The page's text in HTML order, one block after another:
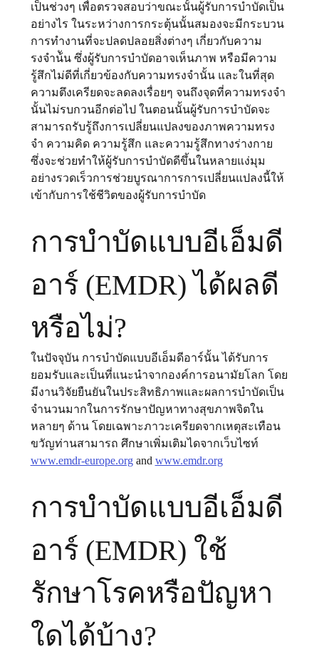
เป็นช่วงๆ เพื่อตรวจสอบว่าขณะนั้นผู้รับการบำบัดเป็น
อย่างไร ในระหว่างการกระตุ้นนั้นสมองจะมีกระบวน
การทํางานที่จะปลดปลอยสิ่งต่างๆ เกี่ยวกับความ
รงจําน้ัน ซึ่งผู้รับการบำบัดอาจเห็นภาพ หรือมีความ
รู้สึกไม่ดีที่เกี่ยวข้องกับความทรงจำนั้น และในที่สุด
ความตึงเครียดจะลดลงเรื่อยๆ จนถึงจุดที่ความทรงจํา
นั้นไม่รบกวนอีกต่อไป ในตอนนั้นผู้รับการบำบัดจะ
สามารถรับรู้ถึงการเปลี่ยนแปลงของภาพความทรง
จำ ความคิด ความรู้สึก และความรู้สึกทางร่างกาย
ซึ่งจะช่วยทำให้ผู้รับการบำบัดดีขึ้นในหลายแง่มุม
อย่างรวดเร็วการช่วยบูรณาการการเปลี่ยนแปลงนี้ให้
เข้ากับการใช้ชีวิตของผู้รับการบำบัด
การบำบัดแบบอีเอ็มดี
อาร์ (EMDR) ได้ผลดี
หรือไม่?
ในปัจจุบัน การบําบัดแบบอีเอ็มดีอาร์นั้น ได้รับการ
ยอมรับและเป็นที่แนะนำจากองค์การอนามัยโลก โดย
มีงานวิจัยยืนยันในประสิทธิภาพและผลการบำบัดเป็น
จำนวนมากในการรักษาปัญหาทางสุขภาพจิตใน
หลายๆ ด้าน โดยเฉพาะภาวะเครียดจากเหตุสะเทือน
ขวัญท่านสามารถ ศึกษาเพิ่มเติมไดจากเว็บไซท์
www.emdr-europe.org and www.emdr.org
การบำบัดแบบอีเอ็มดี
อาร์ (EMDR) ใช้
รักษาโรคหรือปัญหา
ใดได้บ้าง?